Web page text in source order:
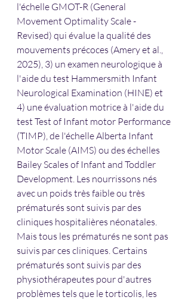
l'échelle GMOT-R (General
Movement Optimality Scale -
Revised) qui évalue la qualité des
mouvements précoces (Amery et al.,
2025), 3) un examen neurologique à
l'aide du test Hammersmith Infant
Neurological Examination (HINE) et
4) une évaluation motrice à l'aide du
test Test of Infant motor Performance
(TIMP), de l'échelle Alberta Infant
Motor Scale (AIMS) ou des échelles
Bailey Scales of Infant and Toddler
Development. Les nourrissons nés
avec un poids très faible ou très
prématurés sont suivis par des
cliniques hospitalières néonatales.
Mais tous les prématurés ne sont pas
suivis par ces cliniques. Certains
prématurés sont suivis par des
physiothérapeutes pour d'autres
problèmes tels que le torticolis, les